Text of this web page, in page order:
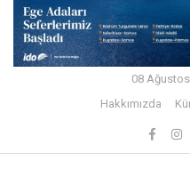
08
Hakkımızda